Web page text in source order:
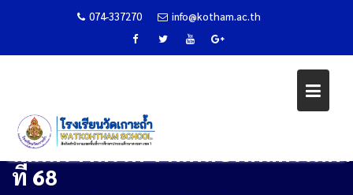
Skip
074-337270 info@kotham.ac.th
เด็กชายนพรุง บูรณธร ได้รับรางวัล
เกมสร้างสรรค์ งานศิลปพัดถกรรมค
ที่ 68